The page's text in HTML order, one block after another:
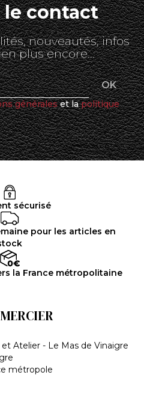
le contact
nouveautés, infos
plus encore...
généraleset lapolitique
sécurisé
pour les articles en
la France métropolitaine
Atelier - Le Mas de Vinaigre
métropole